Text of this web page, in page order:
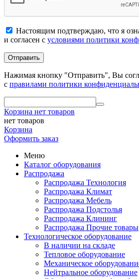
Настоящим подтверждаю, что я
и согласен с условиями политики
Отправить
Нажимая кнопку "Отправить", Вы
с правилами политики
Корзина нет товаров
нет товаров
Корзина
Оформить заказ
Меню
Каталог оборудования
Распродажа
Распродажа Технология
Распродажа Климат
Распродажа Мебель
Распродажа Подстолья
Распродажа Клининг
Распродажа Прочие товары
Технологическое оборудование
В наличии на складе
Тепловое оборудование
Механическое
Нейтральное оборудование